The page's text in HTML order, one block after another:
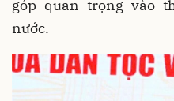
góp quan trọng vào
nước.